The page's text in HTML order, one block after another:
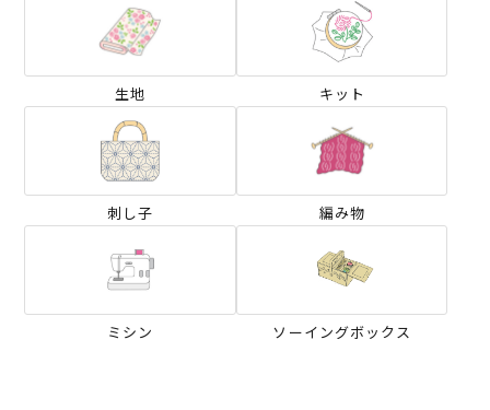
生地 キット
刺し子 編み物
ミシン ソーイングボックス